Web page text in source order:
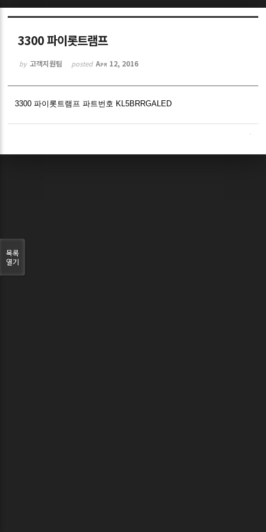
3300 파이롯트램프
by 고객지원팀 posted Apr 12, 2016
3300 파이롯트램프 파트번호 KL5BRRGALED
목록
열기
Sketchbook5, 스케치북5
Sketchbook5, 스케치북5